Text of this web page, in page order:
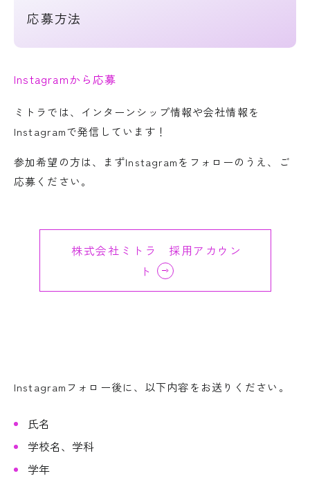
応募方法
Instagramから応募
ミトラでは、インターンシップ情報や会社情報を
Instagramで発信しています！
参加希望の方は、まずInstagramをフォローのうえ、ご
応募ください。
株式会社ミトラ 採用アカウン
ト
Instagramフォロー後に、以下内容をお送りください。
氏名
学校名、学科
学年